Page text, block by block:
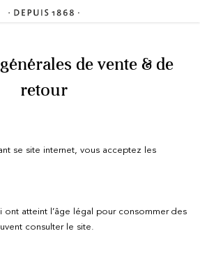
Dès 99 CHF
d'achat
de vente & de
retour
se site internet, vous acceptez les
ont atteint l’âge légal pour consommer des
consulter le site.